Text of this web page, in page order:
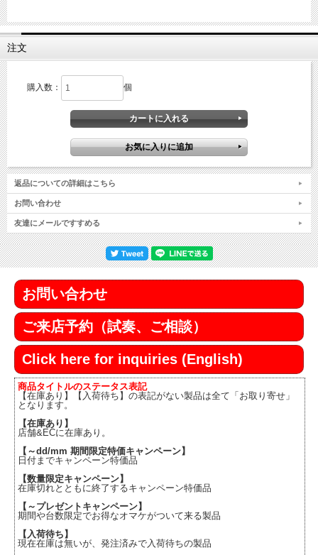
注文
購入数： 個
返品についての詳細はこちら
お問い合わせ
友達にメールですすめる
お問い合わせ
ご来店予約（試奏、ご相談）
Click here for inquiries (English)
商品タイトルのステータス表記
【在庫あり】【入荷待ち】の表記がない製品は全て「お取り寄せ」
となります。
【在庫あり】
店舗&ECに在庫あり。
【～dd/mm 期間限定特価キャンペーン】
日付までキャンペーン特価品
【数量限定キャンペーン】
在庫切れとともに終了するキャンペーン特価品
【～プレゼントキャンペーン】
期間や台数限定でお得なオマケがついて来る製品
【入荷待ち】
現在在庫は無いが、発注済みで入荷待ちの製品